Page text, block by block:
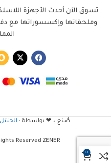
تسوق الآن أحدث الأجهزة
وملحقاتها وإكسسوراتها مع
صُنع بـ ❤ بواسطة :
Reserved ZENER
0